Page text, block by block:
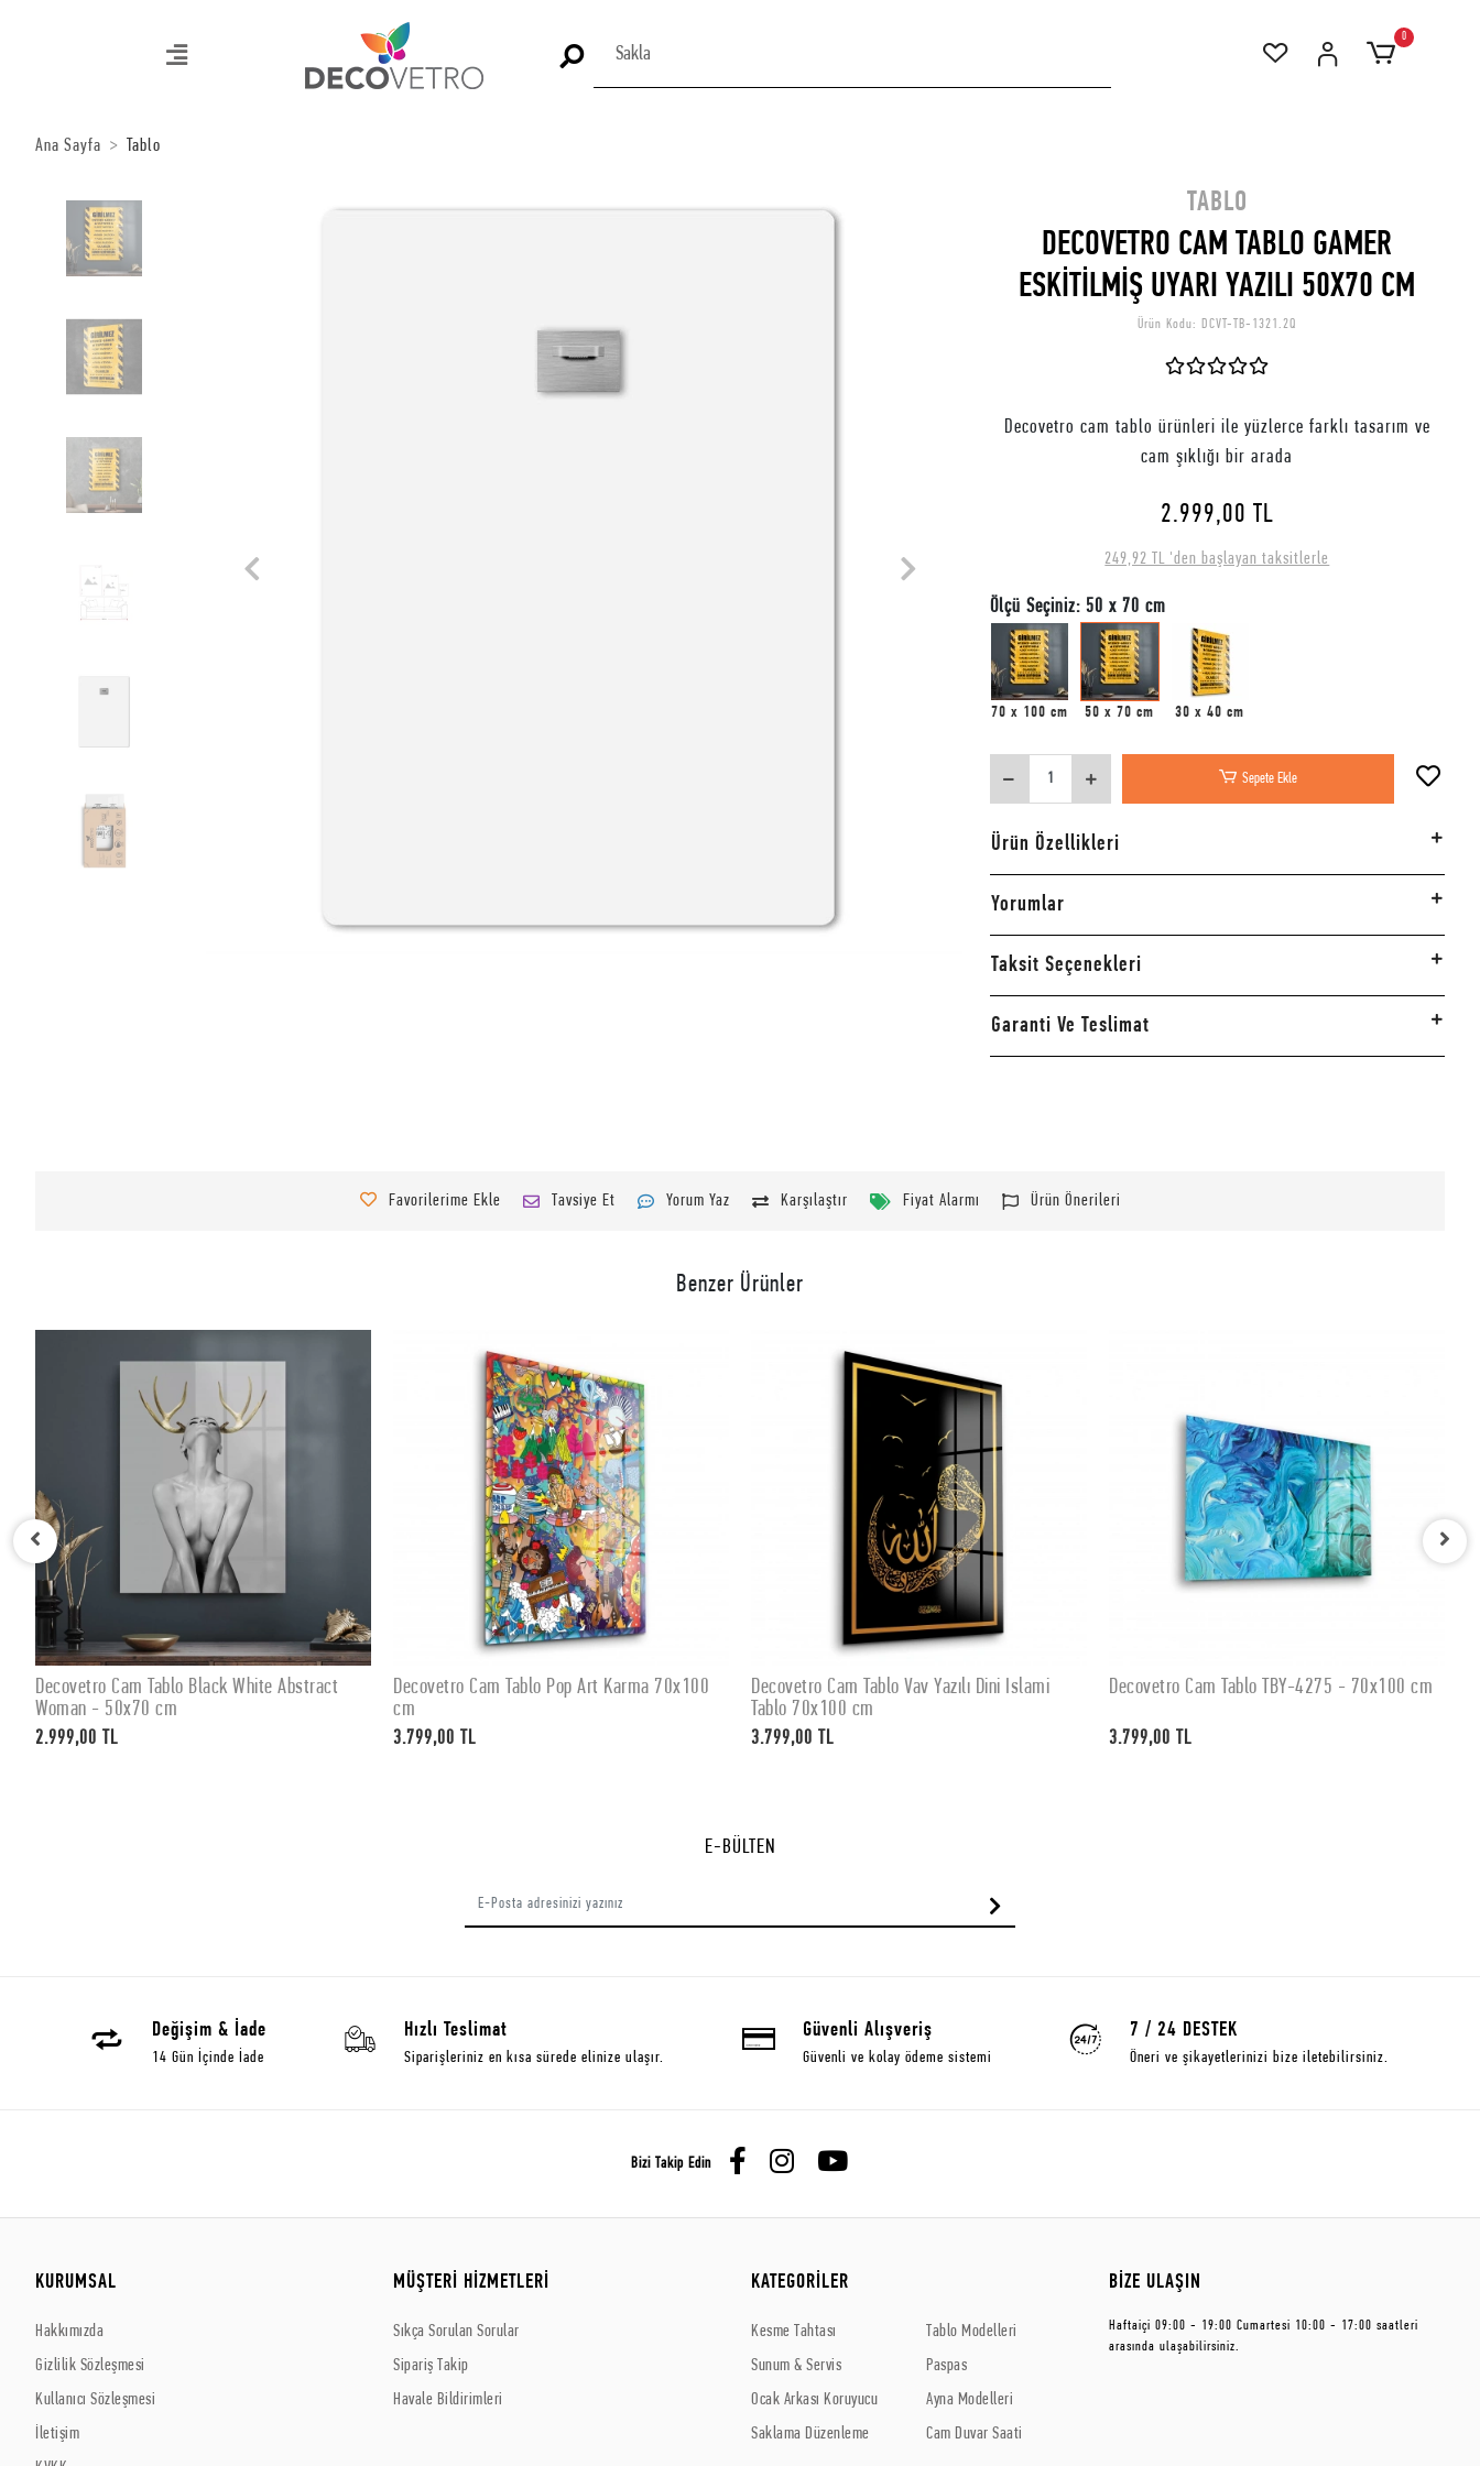
0
Ana Sayfa Tablo
TABLO
DECOVETRO CAM TABLO GAMER
ESKİTİLMİŞ UYARI YAZILI 50X70 CM
Ürün Kodu: DCVT-TB-1321.2Q
Decovetro cam tablo ürünleri ile yüzlerce farklı tasarım ve
cam şıklığı bir arada
2.999,00 TL
249,92 TL 'den başlayan taksitlerle
Ölçü Seçiniz: 50 x 70 cm
70 x 100 cm 50 x 70 cm 30 x 40 cm
Sepete Ekle
Ürün Özellikleri
Yorumlar
Taksit Seçenekleri
Garanti Ve Teslimat
Favorilerime Ekle Tavsiye Et Yorum Yaz Karşılaştır Fiyat Alarmı Ürün Önerileri
Benzer Ürünler
SEPETE EKLE
Decovetro Cam Tablo Black White Abstract
Woman - 50x70 cm
2.999,00 TL
SEPETE EKLE
Decovetro Cam Tablo Pop Art Karma 70x100
cm
3.799,00 TL
SEPETE EKLE
Decovetro Cam Tablo Vav Yazılı Dini İslami
Tablo 70x100 cm
3.799,00 TL
SEPETE EKLE
Decovetro Cam Tablo TBY-4275 - 70x100 cm
3.799,00 TL
E-BÜLTEN
Değişim & İade
14 Gün İçinde İade
Hızlı Teslimat
Siparişleriniz en kısa sürede elinize ulaşır.
Güvenli Alışveriş
Güvenli ve kolay ödeme sistemi
7 / 24 DESTEK
Öneri ve şikayetlerinizi bize iletebilirsiniz.
Bizi Takip Edin
KURUMSAL
Hakkımızda
Gizlilik Sözleşmesi
Kullanıcı Sözleşmesi
İletişim
MÜŞTERİ HİZMETLERİ
Sıkça Sorulan Sorular
Sipariş Takip
Havale Bildirimleri
KATEGORİLER
Kesme Tahtası
Sunum & Servis
Ocak Arkası Koruyucu
Saklama Düzenleme
Tablo Modelleri
Paspas
Ayna Modelleri
Cam Duvar Saati
BİZE ULAŞIN
Haftaiçi 09:00 - 19:00 Cumartesi 10:00 - 17:00 saatleri
arasında ulaşabilirsiniz.